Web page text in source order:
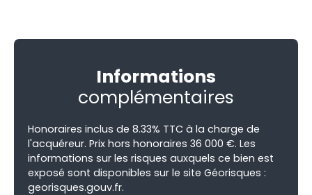
Informations
complémentaires
Honoraires inclus de 8.33% TTC à la charge de
l'acquéreur. Prix hors honoraires 36 000 €. Les
informations sur les risques auxquels ce bien est
exposé sont disponibles sur le site Géorisques :
georisques.gouv.fr.